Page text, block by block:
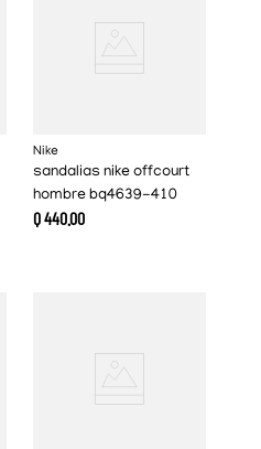
Nike
sandalias nike offcourt
hombre bq4639-410
Q440.00